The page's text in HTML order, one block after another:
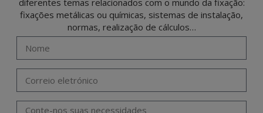
diferentes temas relacionados com o mundo da fixação:
fixações metálicas ou químicas, sistemas de instalação,
normas, realização de cálculos…